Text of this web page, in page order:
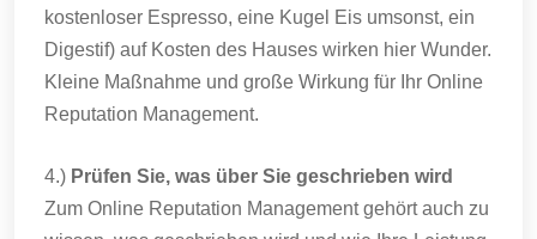
kostenloser Espresso, eine Kugel Eis umsonst, ein
Digestif) auf Kosten des Hauses wirken hier Wunder.
Kleine Maßnahme und große Wirkung für Ihr Online
Reputation Management.
4.) Prüfen Sie, was über Sie geschrieben wird
Zum Online Reputation Management gehört auch zu